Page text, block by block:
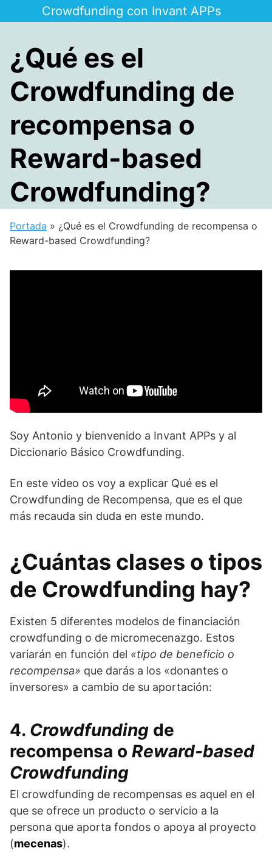
al
Crowdfunding con Invant APPs
¿Qué es el
Crowdfunding de
recompensa o
Reward-based
Crowdfunding?
Portada » ¿Qué es el Crowdfunding de recompensa o
Reward-based Crowdfunding?
Soy Antonio y bienvenido a Invant APPs y al
Diccionario Básico Crowdfunding.
En este video os voy a explicar Qué es el
Crowdfunding de Recompensa, que es el que
más recauda sin duda en este mundo.
¿Cuántas clases o tipos
de Crowdfunding hay?
Existen 5 diferentes modelos de financiación
crowdfunding o de micromecenazgo. Estos
variarán en función del «tipo de beneficio o
recompensa» que darás a los «donantes o
inversores» a cambio de su aportación:
4. Crowdfunding de
recompensa o Reward-based
Crowdfunding
El crowdfunding de recompensas es aquel en el
que se ofrece un producto o servicio a la
persona que aporta fondos o apoya al proyecto
(mecenas).